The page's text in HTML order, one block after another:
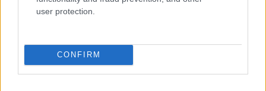
user protection.
CONFIRM